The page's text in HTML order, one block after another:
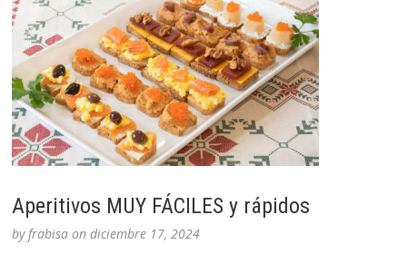
Aperitivos MUY FÁCILES y rápidos
byfrabisa ondiciembre 17, 2024